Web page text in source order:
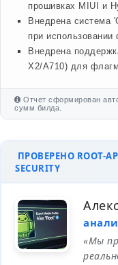
прошивках MIUI и
Внедрена система
при использовании
Внедрена
X2/A710) для
Отчет сформирован
сумм билда.
ПРОВЕРЕНО ROOT-
SECURITY
«Мы